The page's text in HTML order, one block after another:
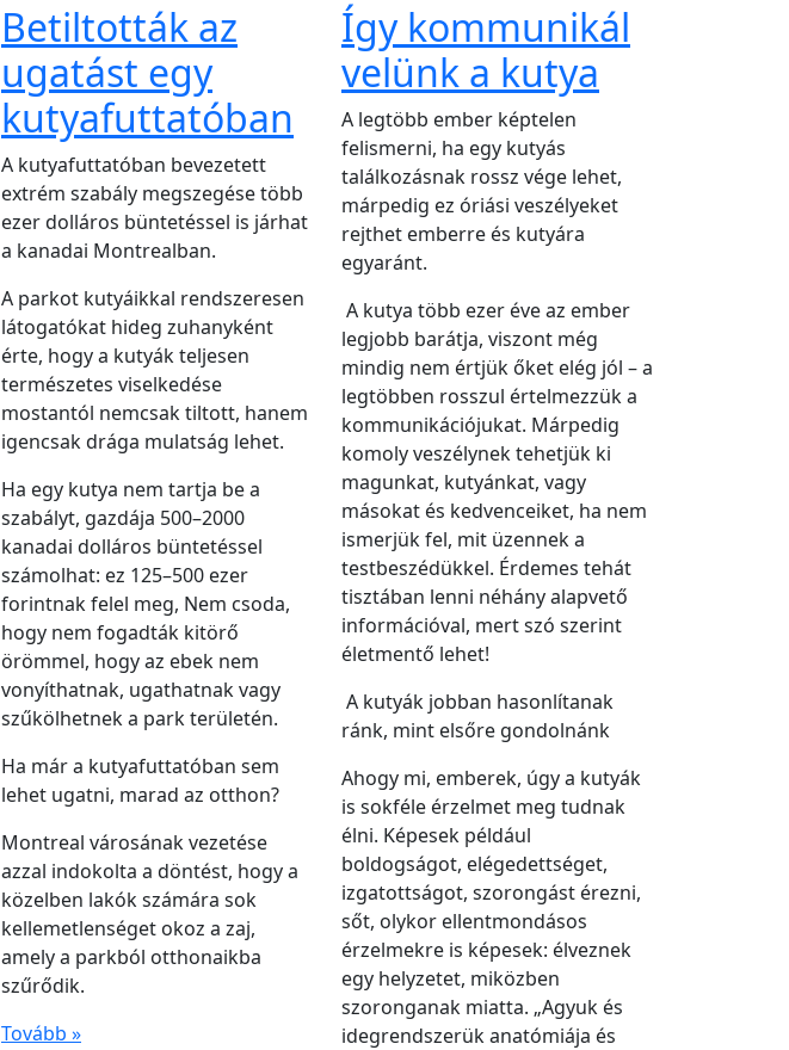
Betiltották az
ugatást egy
kutyafuttatóban
A kutyafuttatóban bevezetett
extrém szabály megszegése több
ezer dolláros büntetéssel is járhat
a kanadai Montrealban.
A parkot kutyáikkal rendszeresen
látogatókat hideg zuhanyként
érte, hogy a kutyák teljesen
természetes viselkedése
mostantól nemcsak tiltott, hanem
igencsak drága mulatság lehet.
Ha egy kutya nem tartja be a
szabályt, gazdája 500–2000
kanadai dolláros büntetéssel
számolhat: ez 125–500 ezer
forintnak felel meg, Nem csoda,
hogy nem fogadták kitörő
örömmel, hogy az ebek nem
vonyíthatnak, ugathatnak vagy
szűkölhetnek a park területén.
Ha már a kutyafuttatóban sem
lehet ugatni, marad az otthon?
Montreal városának vezetése
azzal indokolta a döntést, hogy a
közelben lakók számára sok
kellemetlenséget okoz a zaj,
amely a parkból otthonaikba
szűrődik.
Tovább »
Így kommunikál
velünk a kutya
A legtöbb ember képtelen
felismerni, ha egy kutyás
találkozásnak rossz vége lehet,
márpedig ez óriási veszélyeket
rejthet emberre és kutyára
egyaránt.
A kutya több ezer éve az ember
legjobb barátja, viszont még
mindig nem értjük őket elég jól – a
legtöbben rosszul értelmezzük a
kommunikációjukat. Márpedig
komoly veszélynek tehetjük ki
magunkat, kutyánkat, vagy
másokat és kedvenceiket, ha nem
ismerjük fel, mit üzennek a
testbeszédükkel. Érdemes tehát
tisztában lenni néhány alapvető
információval, mert szó szerint
életmentő lehet!
A kutyák jobban hasonlítanak
ránk, mint elsőre gondolnánk
Ahogy mi, emberek, úgy a kutyák
is sokféle érzelmet meg tudnak
élni. Képesek például
boldogságot, elégedettséget,
izgatottságot, szorongást érezni,
sőt, olykor ellentmondásos
érzelmekre is képesek: élveznek
egy helyzetet, miközben
szoronganak miatta. „Agyuk és
idegrendszerük anatómiája és